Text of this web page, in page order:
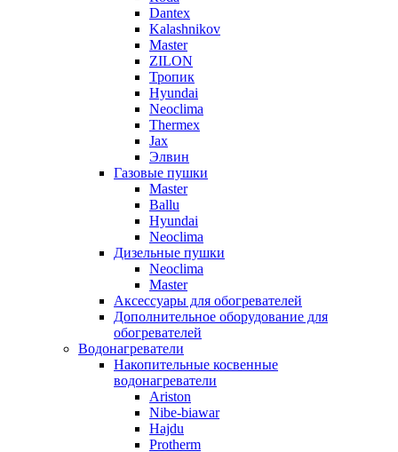
Dantex
Kalashnikov
Master
ZILON
Тропик
Hyundai
Neoclima
Thermex
Jax
Элвин
Газовые пушки
Master
Ballu
Hyundai
Neoclima
Дизельные пушки
Neoclima
Master
Аксессуары для обогревателей
Дополнительное оборудование для
обогревателей
Водонагреватели
Накопительные косвенные
водонагреватели
Ariston
Nibe-biawar
Hajdu
Protherm